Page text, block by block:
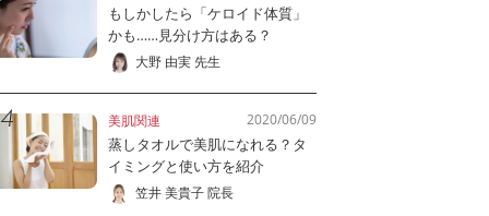
もしかしたら「ケロイド体質」
かも……見分け方はある？
大野 由実 先生
美肌関連 2020/06/09
蒸しタオルで美肌になれる？タ
イミングと使い方を紹介
笠井 美貴子 院長